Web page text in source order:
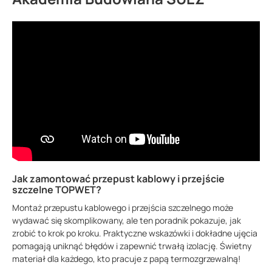
Jak zamontować przepust kablowy i przejście
szczelne TOPWET?
Montaż przepustu kablowego i przejścia szczelnego może
wydawać się skomplikowany, ale ten poradnik pokazuje, jak
zrobić to krok po kroku. Praktyczne wskazówki i dokładne ujęcia
pomagają uniknąć błędów i zapewnić trwałą izolację. Świetny
materiał dla każdego, kto pracuje z papą termozgrzewalną!